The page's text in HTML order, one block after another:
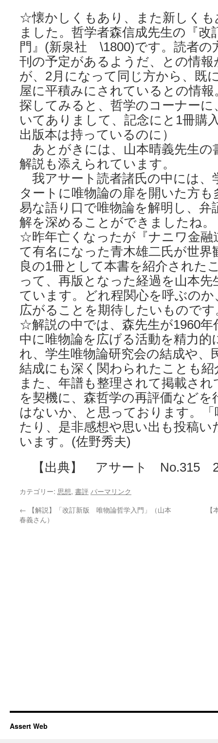
☆懐かしくもあり、また新しくも
ました。哲学者森信成先生の『改
門』(新泉社 \1800)です。読者の
刊の予定があるようだ、との情
が、2月になって同じ方から、既
屋に平積みにされているとの情
探してみると、哲学のコーナーに
いてありまして、記念にと1冊購
出版本は持っているのに）
あとがきには、山本晴義先生の
解説も添えられています。
我アサート読者諸氏の中には、
タートに唯物論の扉を開いた方
易な語り口で唯物論を解明し、弁
解を深めることができましたね。
☆昨年亡くなったが『ナニワ金融
て有名になった青木雄二氏が世界
良の1冊として本書を紹介された
って、再版となった経過を山本
ています。どれ程関心を呼ぶの
広がることを期待したいものです
☆解説の中では、森先生が1960年
中に唯物論を広げる活動を精力的
れ、学生唯物論研究会の結成や、
結成にも深く関わられたことも
また、年譜も整理されて掲載さ
を契機に、森哲学の再評価など
はないか、と思っております。
たり、是非感想や思い出も投稿
います。(佐野秀夫)
【出典】 アサート No.315
カテゴリー: 思想, 書評 パーマリンク
← 【解説】「改訂新版 唯物論哲学入門」（山本
春義さん）
Assert Web